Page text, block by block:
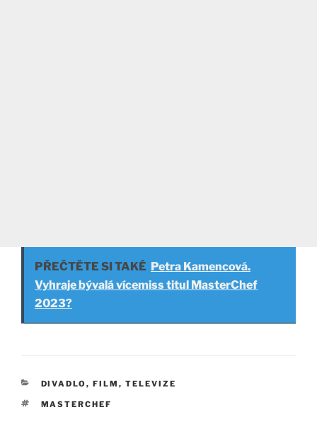
PŘEČTĚTE SI TAKÉ Petra Kamencová.
Vyhraje bývalá vícemiss titul MasterChef
2023?
RUBRIKY
DIVADLO, FILM, TELEVIZE
ŠTÍTKY
MASTERCHEF